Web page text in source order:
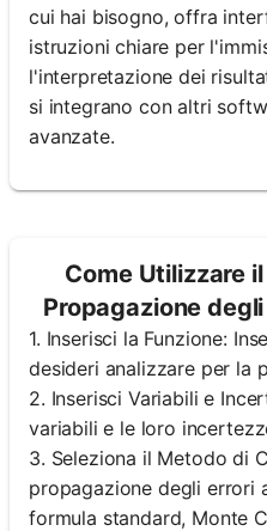
cui hai bisogno, offra
istruzioni chiare per
l'interpretazione dei
si integrano con altri
avanzate.
Come Utilizzare
Propagazione
1. Inserisci la Funzione:
desideri analizzare per la
2. Inserisci Variabili e
variabili e le loro
3. Seleziona il Metodo di
propagazione degli errori
formula standard, Monte